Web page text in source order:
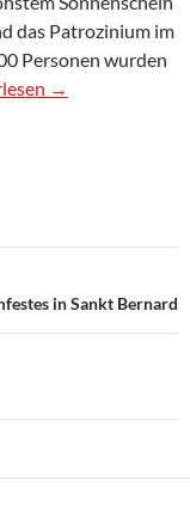
das Patrozinium im
Personen wurden
→
in Sankt Bernard